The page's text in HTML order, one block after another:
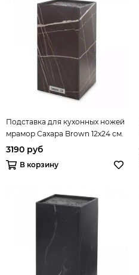
Подставка для кухонных ножей
мрамор Сахара Brown 12х24 см.
ComposeEat Elegance арт.
3190 руб
В корзину